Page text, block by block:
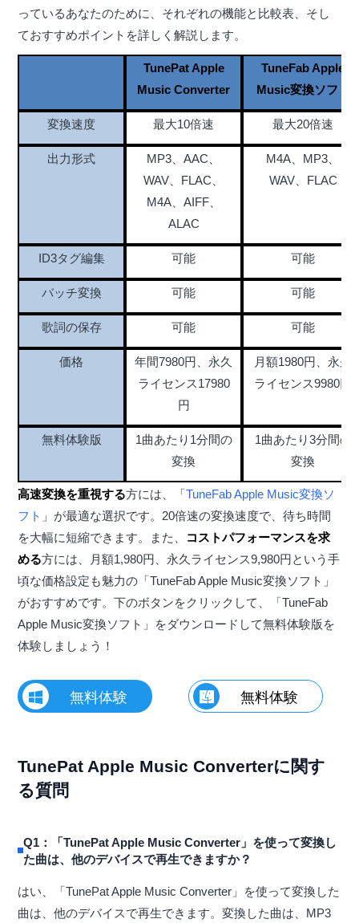
っているあなたのために、それぞれの機能と比較表、そし
ておすすめポイントを詳しく解説します。
TunePat Apple
Music Converter
TuneFab Apple
Music変換ソフト
変換速度 最大10倍速 最大20倍速
出力形式
MP3、AAC、
WAV、FLAC、
M4A、AIFF、
ALAC
M4A、MP3、
WAV、FLAC
ID3タグ編集 可能 可能
バッチ変換 可能 可能
歌詞の保存 可能 可能
価格
年間7980円、永久
ライセンス17980
円
月額1980円、永久
ライセンス9980円
無料体験版
1曲あたり1分間の
変換
1曲あたり3分間の
変換
高速変換を重視する方には、「TuneFab Apple Music変換ソ
フト 」が最適な選択です。20倍速の変換速度で、待ち時間
を大幅に短縮できます。また、 コストパフォーマンスを求
める方には、月額1,980円、永久ライセンス9,980円という手
頃な価格設定も魅力の「TuneFab Apple Music変換ソフト」
がおすすめです。下のボタンをクリックして、「TuneFab
Apple Music変換ソフト」をダウンロードして無料体験版を
体験しましょう！
無料体験 無料体験
TunePat Apple Music Converterに関す
る質問
Q1：「TunePat Apple Music Converter」を使って変換し
た曲は、他のデバイスで再生できますか？
はい、「TunePat Apple Music Converter」を使って変換した
曲は、他のデバイスで再生できます。変換した曲は、MP3